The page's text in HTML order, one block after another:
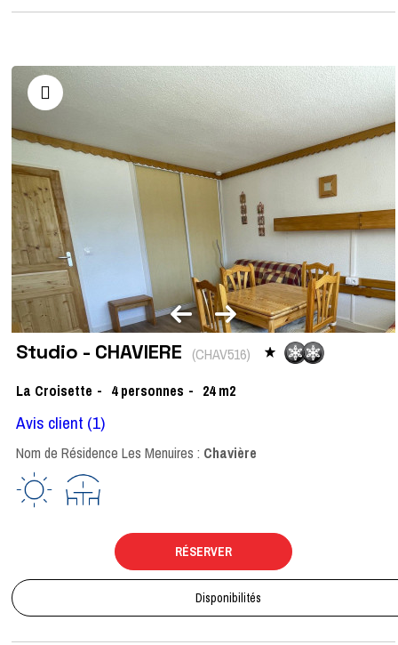
Studio - CHAVIERE (CHAV516)
La Croisette
4 personnes 24 m2
Avis client (1)
Nom de Résidence Les Menuires : Chavière
RÉSERVER
Disponibilités